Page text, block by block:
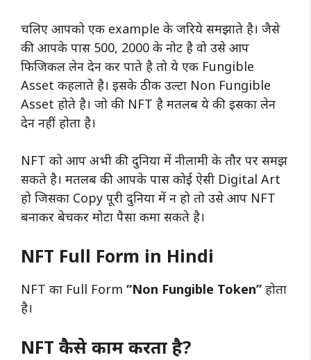
चलिए आपको एक example के जरिये समझाते है। जैसे
की आपके पास 500, 2000 के नोट है वो उसे आप
फिजिकल लेन देन कर पाते है तो ये एक Fungible
Asset कहलाते है। इसके ठीक उल्टा Non Fungible
Asset होते है। जो की NFT है मतलब ये की इसका लेन
देन नहीं होता है।
NFT को आप अभी की दुनिया में नीलामी के तौर पर समझ
सकते है। मतलब की आपके पास कोई ऐसी Digital Art
हो जिसका Copy पूरी दुनिया में न हो तो उसे आप NFT
बनाकर बेचकर मोटा पैसा कमा सकते है।
NFT Full Form in Hindi
NFT का Full Form “Non Fungible Token” होता
है।
NFT कैसे काम करता है?